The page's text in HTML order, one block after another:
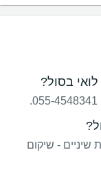
בסול?
- שיקום